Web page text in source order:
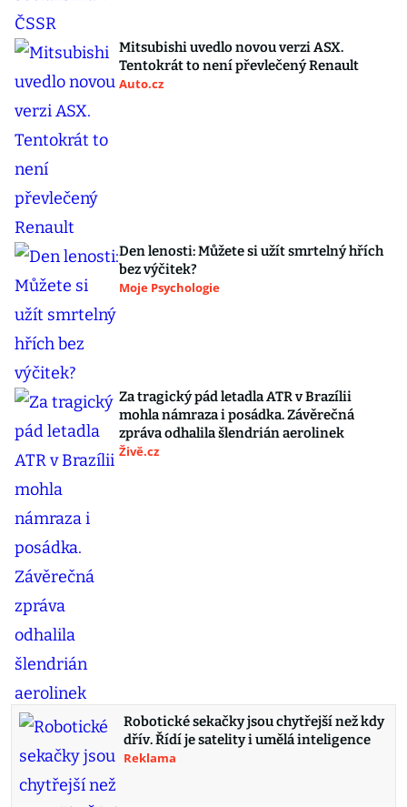
Mitsubishi uvedlo novou verzi ASX.
Tentokrát to není převlečený Renault
Auto.cz
Den lenosti: Můžete si užít smrtelný hřích
bez výčitek?
Moje Psychologie
Za tragický pád letadla ATR v Brazílii
mohla námraza i posádka. Závěrečná
zpráva odhalila šlendrián aerolinek
Živě.cz
Robotické sekačky jsou chytřejší než kdy
dřív. Řídí je satelity i umělá inteligence
Reklama